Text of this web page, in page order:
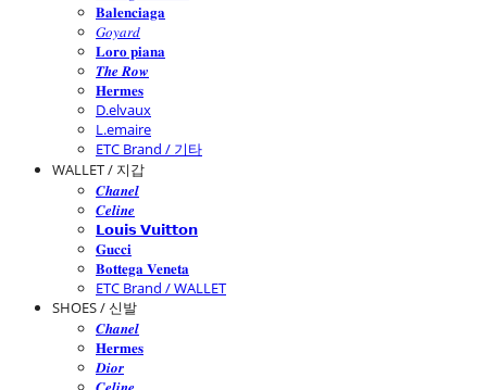
𝐁𝐚𝐥𝐞𝐧𝐜𝐢𝐚𝐠𝐚
𝐺𝑜𝑦𝑎𝑟𝑑
𝐋𝐨𝐫𝐨 𝐩𝐢𝐚𝐧𝐚
𝑻𝒉𝒆 𝑹𝒐𝒘
𝐇𝐞𝐫𝐦𝐞𝐬
D.elvaux
L.emaire
ETC Brand / 기타
WALLET / 지갑
𝑪𝒉𝒂𝒏𝒆𝒍
𝑪𝒆𝒍𝒊𝒏𝒆
𝗟𝗼𝘂𝗶𝘀 𝗩𝘂𝗶𝘁𝘁𝗼𝗻
𝐆𝐮𝐜𝐜𝐢
𝐁𝐨𝐭𝐭𝐞𝐠𝐚 𝐕𝐞𝐧𝐞𝐭𝐚
ETC Brand / WALLET
SHOES / 신발
𝑪𝒉𝒂𝒏𝒆𝒍
𝐇𝐞𝐫𝐦𝐞𝐬
𝑫𝒊𝒐𝒓